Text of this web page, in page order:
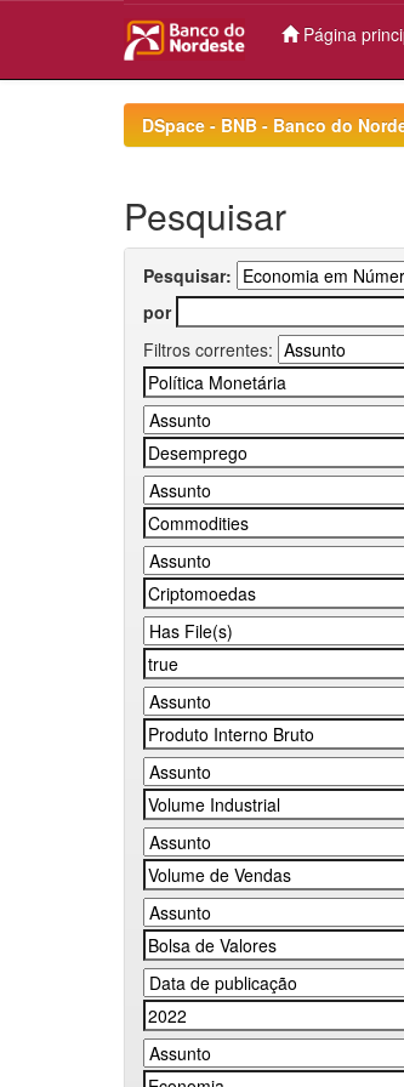
Página
DSpace - BNB - Banco do
Pesquisar
Pesquisar:
por
Filtros correntes: